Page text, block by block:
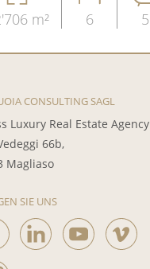
m² 6 5
CONSULTING SAGL
Luxury Real Estate Agency
66b,
Magliaso
SIE UNS